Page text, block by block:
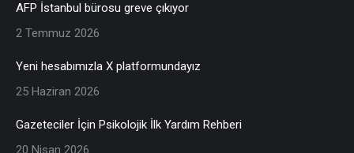
AFP İstanbul bürosu greve çıkıyor
2 Temmuz 2026
Yeni hesabımızla X platformundayız
25 Haziran 2026
Gazeteciler İçin Psikolojik İlk Yardım Rehberi
20 Nisan 2026